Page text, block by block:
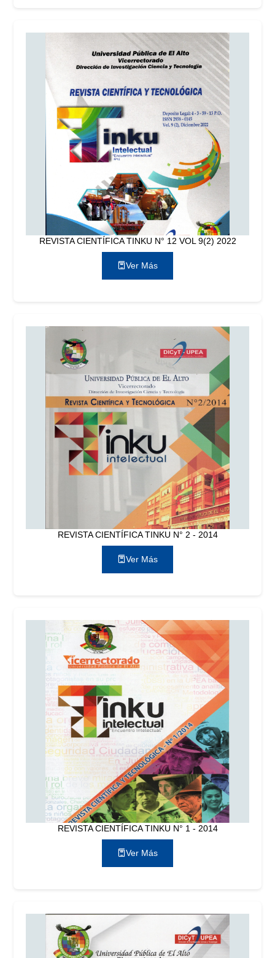
REVISTA CIENTÍFICA TINKU N° 12 VOL 9(2) 2022
Ver Más
REVISTA CIENTÍFICA TINKU N° 2 - 2014
Ver Más
REVISTA CIENTÍFICA TINKU N° 1 - 2014
Ver Más